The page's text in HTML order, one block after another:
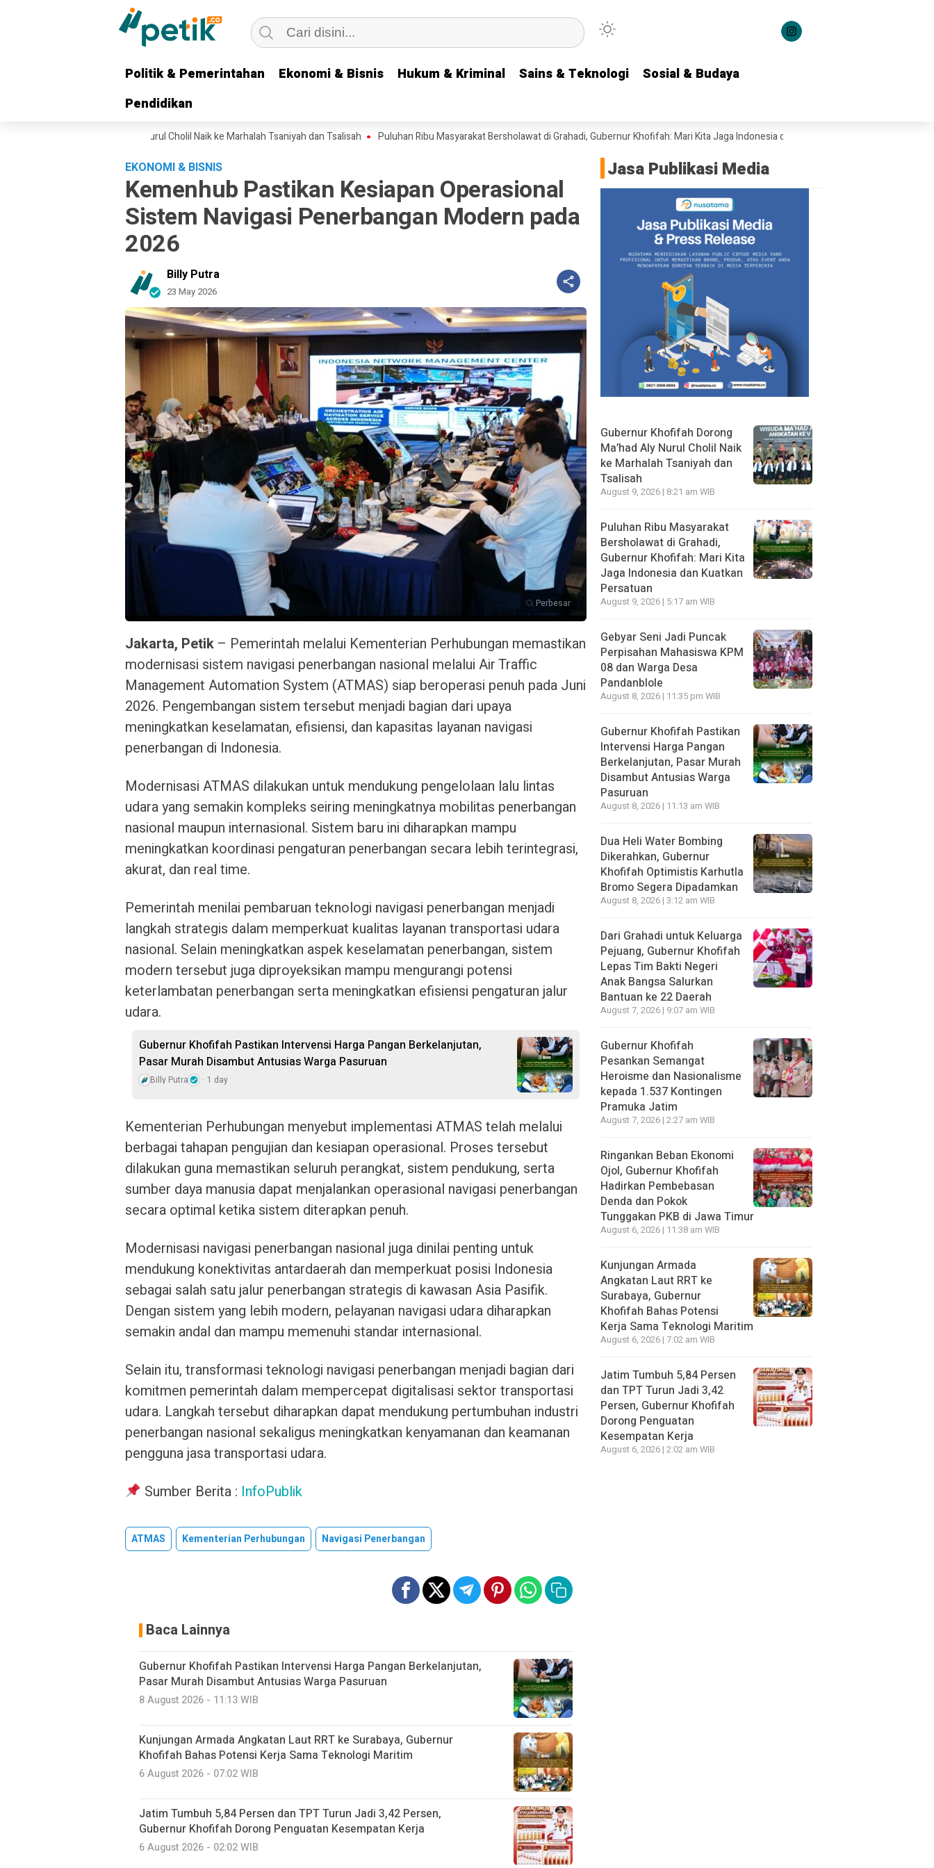
Politik & Pemerintahan Ekonomi & Bisnis Hukum & Kriminal Sains & Teknologi
Sosial & Budaya
Pendidikan
Politik & Pemerintahan Ekonomi & Bisnis Hukum & Kriminal Sains & Teknologi
Sosial & Budaya
Pendidikan
Dorong Ma’had Aly Nurul Cholil Naik ke Marhalah Tsaniyah dan Tsalisah Puluhan Ribu Masyarakat Bersholawat di Grahadi, Gubernur Khofifah: Mari Kita Jaga Indonesia dan Kuatkan Persatuan
EKONOMI & BISNIS
Kemenhub Pastikan Kesiapan Operasional
Sistem Navigasi Penerbangan Modern pada
2026
Billy Putra
23 May 2026
Perbesar
Jakarta, Petik – Pemerintah melalui Kementerian Perhubungan memastikan
modernisasi sistem navigasi penerbangan nasional melalui Air Traffic
Management Automation System (ATMAS) siap beroperasi penuh pada Juni
2026. Pengembangan sistem tersebut menjadi bagian dari upaya
meningkatkan keselamatan, efisiensi, dan kapasitas layanan navigasi
penerbangan di Indonesia.
Modernisasi ATMAS dilakukan untuk mendukung pengelolaan lalu lintas
udara yang semakin kompleks seiring meningkatnya mobilitas penerbangan
nasional maupun internasional. Sistem baru ini diharapkan mampu
meningkatkan koordinasi pengaturan penerbangan secara lebih terintegrasi,
akurat, dan real time.
Pemerintah menilai pembaruan teknologi navigasi penerbangan menjadi
langkah strategis dalam memperkuat kualitas layanan transportasi udara
nasional. Selain meningkatkan aspek keselamatan penerbangan, sistem
modern tersebut juga diproyeksikan mampu mengurangi potensi
keterlambatan penerbangan serta meningkatkan efisiensi pengaturan jalur
udara.
Gubernur Khofifah Pastikan Intervensi Harga Pangan Berkelanjutan,
Pasar Murah Disambut Antusias Warga Pasuruan
Billy Putra 1 day
Kementerian Perhubungan menyebut implementasi ATMAS telah melalui
berbagai tahapan pengujian dan kesiapan operasional. Proses tersebut
dilakukan guna memastikan seluruh perangkat, sistem pendukung, serta
sumber daya manusia dapat menjalankan operasional navigasi penerbangan
secara optimal ketika sistem diterapkan penuh.
Modernisasi navigasi penerbangan nasional juga dinilai penting untuk
mendukung konektivitas antardaerah dan memperkuat posisi Indonesia
sebagai salah satu jalur penerbangan strategis di kawasan Asia Pasifik.
Dengan sistem yang lebih modern, pelayanan navigasi udara diharapkan
semakin andal dan mampu memenuhi standar internasional.
Selain itu, transformasi teknologi navigasi penerbangan menjadi bagian dari
komitmen pemerintah dalam mempercepat digitalisasi sektor transportasi
udara. Langkah tersebut diharapkan dapat mendukung pertumbuhan industri
penerbangan nasional sekaligus meningkatkan kenyamanan dan keamanan
pengguna jasa transportasi udara.
Sumber Berita : InfoPublik
ATMAS Kementerian Perhubungan Navigasi Penerbangan
Baca Lainnya
Gubernur Khofifah Pastikan Intervensi Harga Pangan Berkelanjutan,
Pasar Murah Disambut Antusias Warga Pasuruan
8 August 2026 - 11:13 WIB
Kunjungan Armada Angkatan Laut RRT ke Surabaya, Gubernur
Khofifah Bahas Potensi Kerja Sama Teknologi Maritim
6 August 2026 - 07:02 WIB
Jatim Tumbuh 5,84 Persen dan TPT Turun Jadi 3,42 Persen,
Gubernur Khofifah Dorong Penguatan Kesempatan Kerja
6 August 2026 - 02:02 WIB
Jasa Publikasi Media
Gubernur Khofifah Dorong
Ma’had Aly Nurul Cholil Naik
ke Marhalah Tsaniyah dan
Tsalisah
August 9, 2026 | 8:21 am WIB
Puluhan Ribu Masyarakat
Bersholawat di Grahadi,
Gubernur Khofifah: Mari Kita
Jaga Indonesia dan Kuatkan
Persatuan
August 9, 2026 | 5:17 am WIB
Gebyar Seni Jadi Puncak
Perpisahan Mahasiswa KPM
08 dan Warga Desa
Pandanblole
August 8, 2026 | 11:35 pm WIB
Gubernur Khofifah Pastikan
Intervensi Harga Pangan
Berkelanjutan, Pasar Murah
Disambut Antusias Warga
Pasuruan
August 8, 2026 | 11:13 am WIB
Dua Heli Water Bombing
Dikerahkan, Gubernur
Khofifah Optimistis Karhutla
Bromo Segera Dipadamkan
August 8, 2026 | 3:12 am WIB
Dari Grahadi untuk Keluarga
Pejuang, Gubernur Khofifah
Lepas Tim Bakti Negeri
Anak Bangsa Salurkan
Bantuan ke 22 Daerah
August 7, 2026 | 9:07 am WIB
Gubernur Khofifah
Pesankan Semangat
Heroisme dan Nasionalisme
kepada 1.537 Kontingen
Pramuka Jatim
August 7, 2026 | 2:27 am WIB
Ringankan Beban Ekonomi
Ojol, Gubernur Khofifah
Hadirkan Pembebasan
Denda dan Pokok
Tunggakan PKB di Jawa Timur
August 6, 2026 | 11:38 am WIB
Kunjungan Armada
Angkatan Laut RRT ke
Surabaya, Gubernur
Khofifah Bahas Potensi
Kerja Sama Teknologi Maritim
August 6, 2026 | 7:02 am WIB
Jatim Tumbuh 5,84 Persen
dan TPT Turun Jadi 3,42
Persen, Gubernur Khofifah
Dorong Penguatan
Kesempatan Kerja
August 6, 2026 | 2:02 am WIB